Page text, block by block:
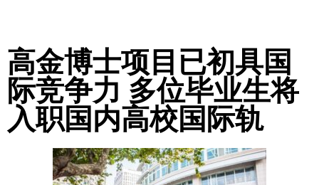
高金博士项目已初具国
际竞争力 多位毕业生将
入职国内高校国际轨